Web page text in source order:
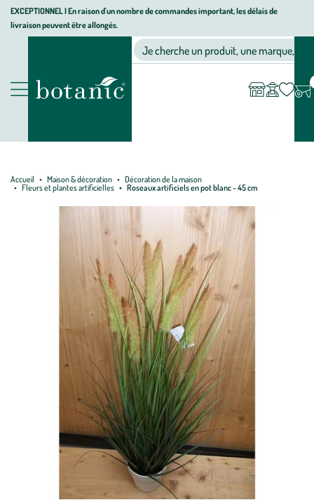
Aller
Aller
au
Aller
au
page
EXCEPTIONNEL I En raison d'un nombre de commandes important, les délais de
livraison peuvent être allongés.
Nos produits
Jardinerie écologique, animalerie, décoration, alimentation bio
Je cherche un produit, une marque, un
compte
Accueil Maison & décoration
Décoration de la maison
Fleurs et plantes artificielles
Roseaux artificiels en pot blanc - 45 cm